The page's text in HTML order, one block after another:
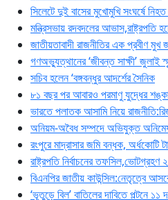
সিলেটে দুই বাসের মুখোমুখি সংঘর্ষে
মন্ত্রিসভায় রদবদলের আভাস,রাষ্ট্রপতি
জাতীয়তাবাদী রাজনীতির এক প্রবীণ
গণঅভ্যুত্থানের ‘জীবন্ত সাক্ষী’ জুলাই
সচিব হলেন ‘বঙ্গবন্ধুর আদর্শের সৈনিক
৮১ বছর পর আবারও পরমাণু যুদ্ধের
ভারতে পলাতক আসামি নিয়ে
অনিয়ম-অবৈধ সম্পদে অভিযুক্ত
রংপুরে মাদ্রাসার জমি বন্ধক, অর্ধকোটি
রাষ্ট্রপতি নির্বাচনের
বিএনপির জাতীয় কাউন্সিল:নেতৃত্বে
‘ভূতুড়ে বিল’ বাতিলের দাবিতে পল্টনে ১১